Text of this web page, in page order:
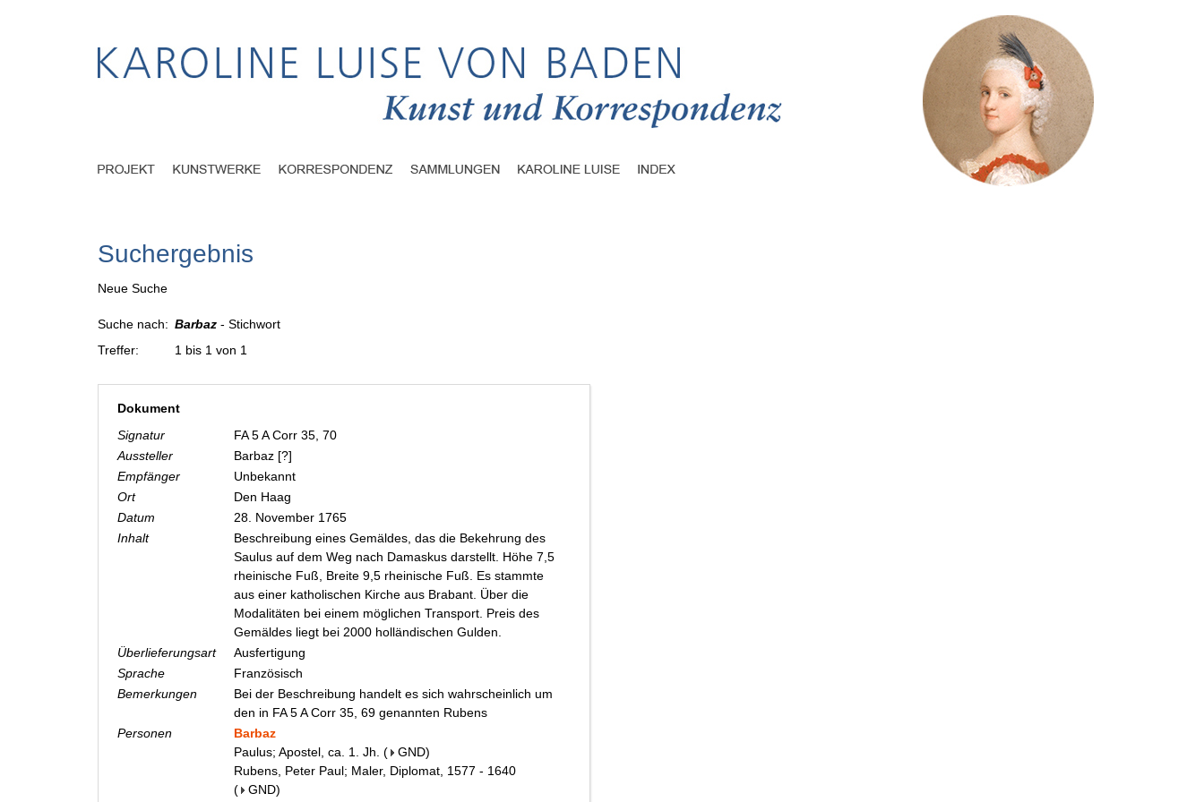
Suchergebnis
Neue Suche
Suche nach: Barbaz - Stichwort
Treffer:
1 bis 1 von 1
Dokument
Signatur
FA 5 A Corr 35, 70
Aussteller
Barbaz [?]
Empfänger
Unbekannt
Ort
Den Haag
Datum
28. November 1765
Inhalt
Beschreibung eines Gemäldes, das die Bekehrung des
Saulus auf dem Weg nach Damaskus darstellt. Höhe 7,5
rheinische Fuß, Breite 9,5 rheinische Fuß. Es stammte
aus einer katholischen Kirche aus Brabant. Über die
Modalitäten bei einem möglichen Transport. Preis des
Gemäldes liegt bei 2000 holländischen Gulden.
Überlieferungsart
Ausfertigung
Sprache
Französisch
Bemerkungen
Bei der Beschreibung handelt es sich wahrscheinlich um
den in FA 5 A Corr 35, 69 genannten Rubens
Personen
Barbaz
Paulus; Apostel, ca. 1. Jh. ( GND)
Rubens, Peter Paul; Maler, Diplomat, 1577 - 1640
(
GND)